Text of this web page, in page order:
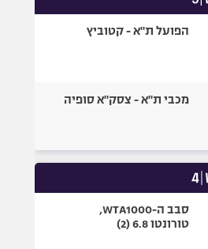
הפועל ת"א - קטוביץ
מכבי ת"א - צסק"א סופיה
סבב ה-WTA1000,
טורונטו 6.8 (2)